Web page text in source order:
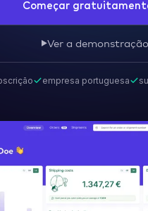
Começar
Ver a demonstração
empresa portuguesa